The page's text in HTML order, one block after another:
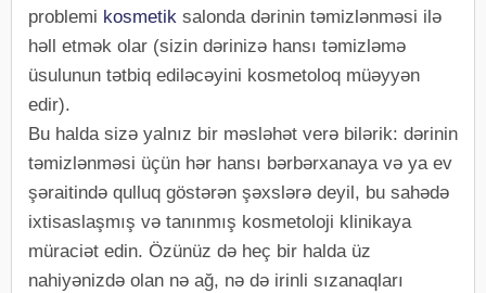
problemi kosmetik salonda dərinin təmizlənməsi ilə
həll etmək olar (sizin dərinizə hansı təmizləmə
üsulunun tətbiq ediləcəyini kosmetoloq müəyyən
edir).
Bu halda sizə yalnız bir məsləhət verə bilərik: dərinin
təmizlənməsi üçün hər hansı bərbərxanaya və ya ev
şəraitində qulluq göstərən şəxslərə deyil, bu sahədə
ixtisaslaşmış və tanınmış kosmetoloji klinikaya
müraciət edin. Özünüz də heç bir halda üz
nahiyənizdə olan nə ağ, nə də irinli sızanaqları